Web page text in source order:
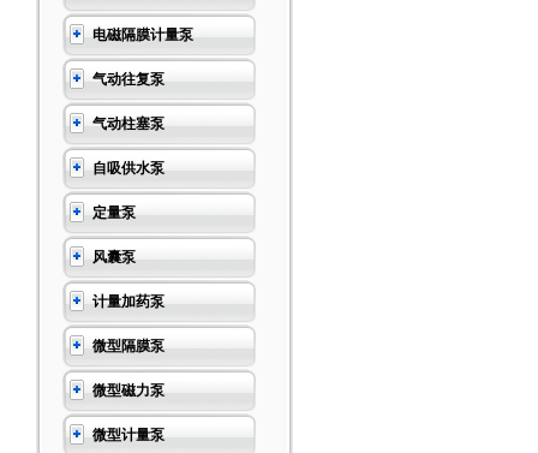
电磁隔膜计量泵
气动往复泵
气动柱塞泵
自吸供水泵
定量泵
风囊泵
计量加药泵
微型隔膜泵
微型磁力泵
微型计量泵